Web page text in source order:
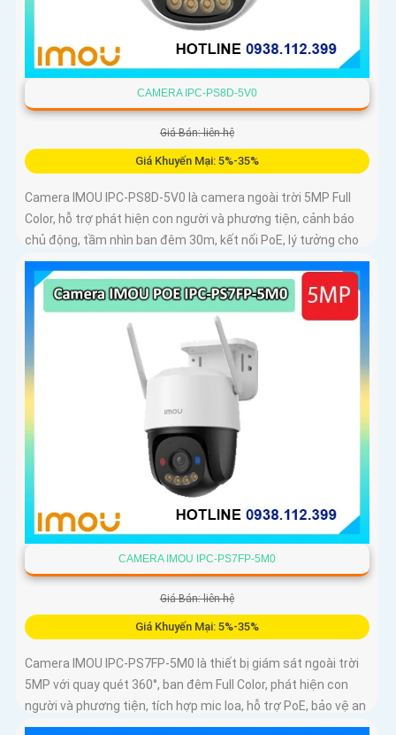
CAMERA IPC-PS8D-5V0
Giá Bán: liên hệ
Giá Khuyến Mại: 5%-35%
Camera IMOU IPC-PS8D-5V0 là camera ngoài trời 5MP Full
Color, hỗ trợ phát hiện con người và phương tiện, cảnh báo
chủ động, tầm nhìn ban đêm 30m, kết nối PoE, lý tưởng cho
giám sát an ninh tại nhà và doanh nghiệp
CAMERA IMOU IPC-PS7FP-5M0
Giá Bán: liên hệ
Giá Khuyến Mại: 5%-35%
Camera IMOU IPC-PS7FP-5M0 là thiết bị giám sát ngoài trời
5MP với quay quét 360°, ban đêm Full Color, phát hiện con
người và phương tiện, tích hợp mic loa, hỗ trợ PoE, bảo vệ an
ninh toàn diện